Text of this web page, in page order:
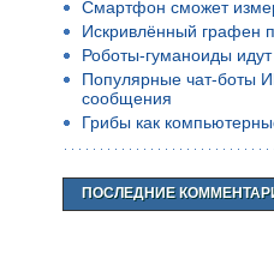
Смартфон сможет
Искривлённый графен
Роботы-гуманоиды
Популярные чат-боты
сообщения
Грибы как
ПОСЛЕДНИЕ